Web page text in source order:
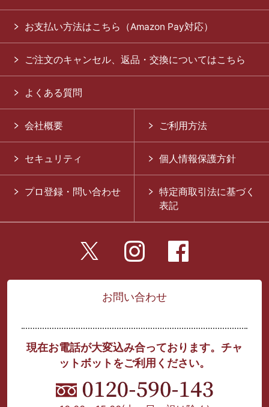
お支払い方法はこちら（Amazon Pay対応）
ご注文のキャンセル、返品・交換についてはこちら
よくある質問
会社概要 ご利用方法
セキュリティ 個人情報保護方針
プロ登録・問い合わせ
特定商取引法に基づく
表記
お問い合わせ
現在お電話が大変込み合っております。チャ
ットボットをご利用ください。